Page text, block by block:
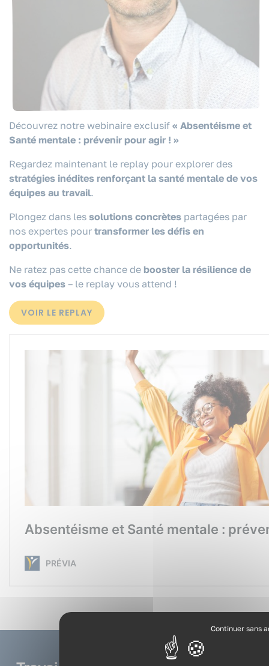
Absentéisme et Santé mentale :
prévenir pour agir !
Inscrivez-vous au webinaire pour voir le replay
Découvrez notre webinaire exclusif « Absentéisme et
Santé mentale : prévenir pour agir ! »
Regardez maintenant le replay pour explorer des
stratégies inédites renforçant la santé mentale de vos
équipes au travail.
Plongez dans les solutions concrètes partagées par
nos expertes pour transformer les défis en
opportunités.
Ne ratez pas cette chance de booster la résilience de
vos équipes – le replay vous attend !
VOIR LE REPLAY